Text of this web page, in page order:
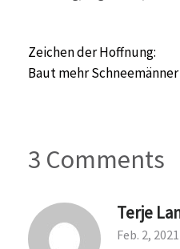
Beitragsnavigation
Zeichen der Hoffnung:
Baut mehr Schneemänner
3 Comments
Terje
Feb. 2,